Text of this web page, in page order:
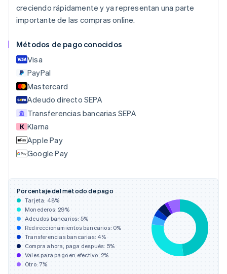
creciendo rápidamente y ya representan una parte
importante de las compras online.
Métodos de pago conocidos
Visa
PayPal
Mastercard
Adeudo directo SEPA
Transferencias bancarias SEPA
Klarna
Apple Pay
Google Pay
Porcentaje del método de pago
Tarjeta: 48%
Monederos: 29%
Adeudos bancarios: 5%
Redireccionamientos bancarios: 0%
Transferencias bancarias: 4%
Compra ahora, paga después: 5%
Vales para pago en efectivo: 2%
Otro: 7%
NederlandsFrançaisDeutschEnglish
Brasil
Bulgaria
Canadá
English
China continental
简体中文English
Chipre
English
Croacia
English
Dinamarca
English
Eslovaquia
English
Eslovenia
EnglishItaliano
España
EspañolEnglish
Estados Unidos
EnglishEspañol简体中文
Estonia